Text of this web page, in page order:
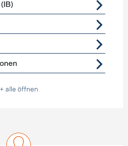
+ alle öffnen